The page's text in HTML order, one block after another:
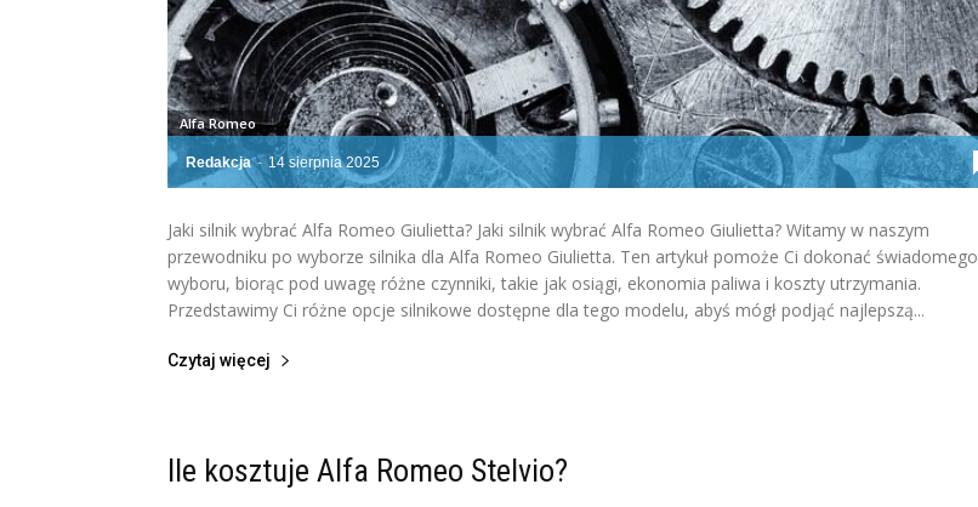
Redakcja - 14 sierpnia 2025
Alfa Romeo
Jaki silnik wybrać Alfa Romeo Giulietta? Jaki silnik wybrać Alfa Romeo Giulietta? Witamy w naszym
przewodniku po wyborze silnika dla Alfa Romeo Giulietta. Ten artykuł pomoże Ci dokonać świadomego
wyboru, biorąc pod uwagę różne czynniki, takie jak osiągi, ekonomia paliwa i koszty utrzymania.
Przedstawimy Ci różne opcje silnikowe dostępne dla tego modelu, abyś mógł podjąć najlepszą...
Czytaj więcej
Ile kosztuje Alfa Romeo Stelvio?